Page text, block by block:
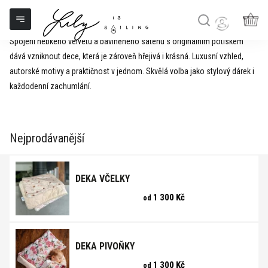
obsah
Velvet s potiskem
Spojení hebkého velvetu a bavlněného saténu s originálním potiskem
dává vzniknout dece, která je zároveň hřejivá i krásná. Luxusní vzhled,
autorské motivy a praktičnost v jednom. Skvělá volba jako stylový dárek i
každodenní zachumlání.
Nejprodávanější
DEKA VČELKY
od 1 300 Kč
DEKA PIVOŇKY
od 1 300 Kč